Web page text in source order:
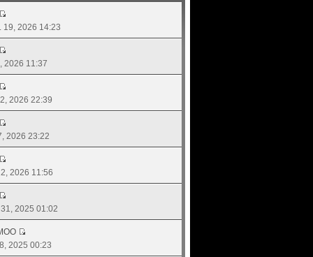
19, 2026 14:23
2026 11:37
2026 22:39
2026 23:22
2026 11:56
2025 01:02
2025 00:23